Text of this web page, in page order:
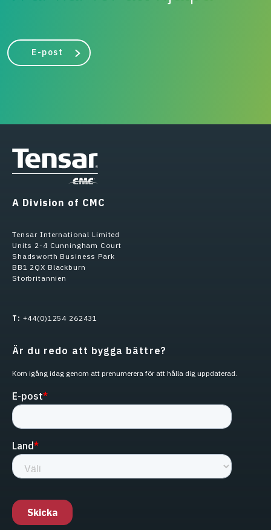
E-post
A Division of CMC
Tensar International Limited
Units 2-4 Cunningham Court
Shadsworth Business Park
BB1 2QX Blackburn
Storbritannien
T: +44(0)1254 262431
Är du redo att bygga bättre?
Kom igång idag genom att prenumerera för att hålla dig uppdaterad.